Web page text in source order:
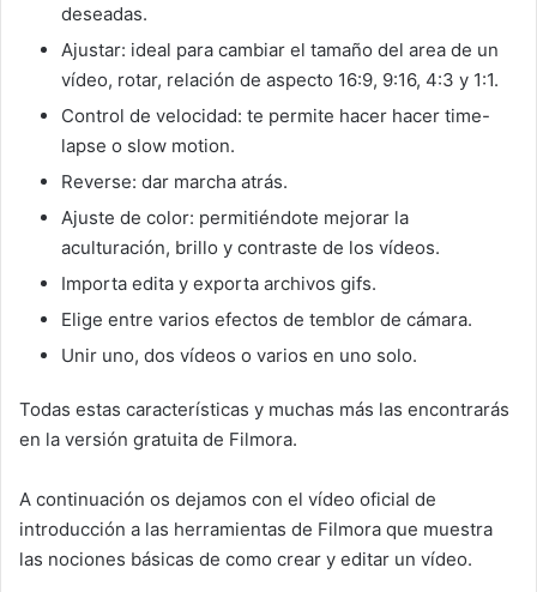
deseadas.
Ajustar: ideal para cambiar el tamaño del area de un
vídeo, rotar, relación de aspecto 16:9, 9:16, 4:3 y 1:1.
Control de velocidad: te permite hacer hacer time-
lapse o slow motion.
Reverse: dar marcha atrás.
Ajuste de color: permitiéndote mejorar la
aculturación, brillo y contraste de los vídeos.
Importa edita y exporta archivos gifs.
Elige entre varios efectos de temblor de cámara.
Unir uno, dos vídeos o varios en uno solo.
Todas estas características y muchas más las encontrarás
en la versión gratuita de Filmora.
A continuación os dejamos con el vídeo oficial de
introducción a las herramientas de Filmora que muestra
las nociones básicas de como crear y editar un vídeo.